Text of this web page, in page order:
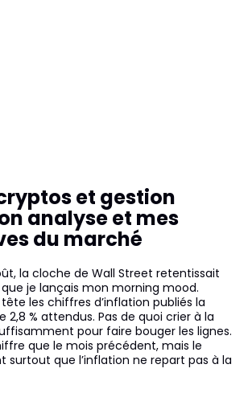
et gestion
analyse et mes
du marché
la cloche de Wall Street retentissait
je lançais mon morning mood.
les chiffres d’inflation publiés la
2,8 % attendus. Pas de quoi crier à la
pour faire bouger les lignes.
que le mois précédent, mais le
surtout que l’inflation ne repart pas à la